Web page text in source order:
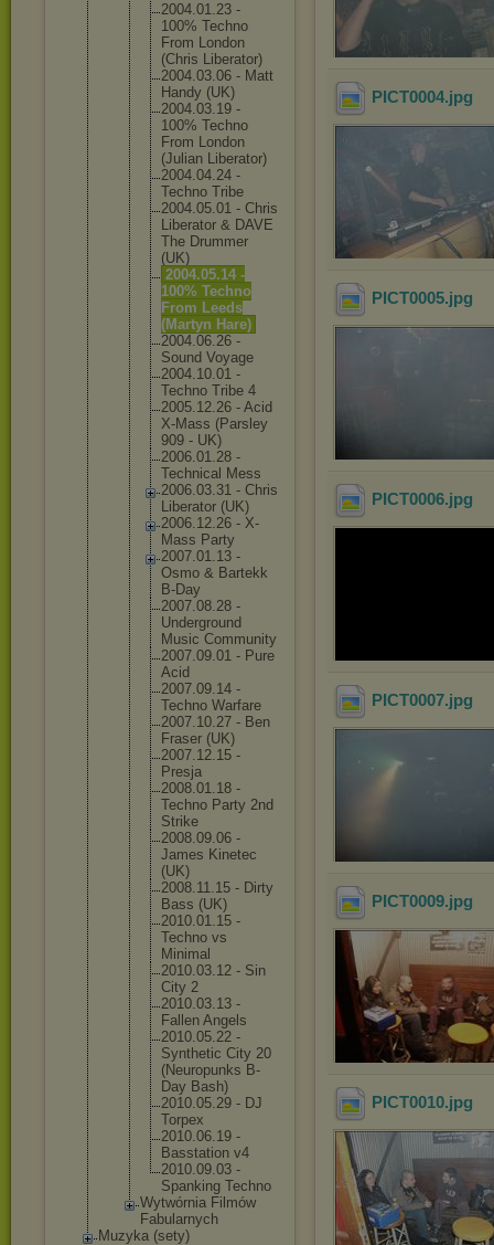
2004.01.23 -
100% Techno
From London
(Chris Liberator)
2004.03.06 - Matt
Handy (UK)
2004.03.19 -
100% Techno
From London
(Julian Liberator)
2004.04.24 -
Techno Tribe
2004.05.01 - Chris
Liberator & DAVE
The Drummer
(UK)
2004.05.14 -
100% Techno
From Leeds
(Martyn Hare)
2004.06.26 -
Sound Voyage
2004.10.01 -
Techno Tribe 4
2005.12.26 - Acid
X-Mass (Parsley
909 - UK)
2006.01.28 -
Technica l Mess
2006.03.31 - Chris
Liberator (UK)
2006.12.26 - X-
Mass Party
2007.01.13 -
Osmo & Bartekk
B-Day
2007.08.28 -
Underground
Music Community
2007.09.01 - Pure
Acid
2007.09.14 -
Techno Warfare
2007.10.27 - Ben
Fraser (UK)
2007.12.15 -
Presja
2008.01.18 -
Techno Party 2nd
Strike
2008.09.06 -
James Kinetec
(UK)
2008.11.15 - Dirty
Bass (UK)
2010.01.15 -
Techno vs
Minimal
2010.03.12 - Sin
City 2
2010.03.13 -
Fallen Angels
2010.05.22 -
Synthetic City 20
(Neuropunks B-
Day Bash)
2010.05.29 - DJ
Torpex
2010.06.19 -
Basstation v4
2010.09.03 -
Spanking Techno
Wytwórnia Filmów
Fabularnych
Muzyka (sety)
PICT0004.jpg
PICT0005.jpg
PICT0006.jpg
PICT0007.jpg
PICT0009.jpg
PICT0010.jpg